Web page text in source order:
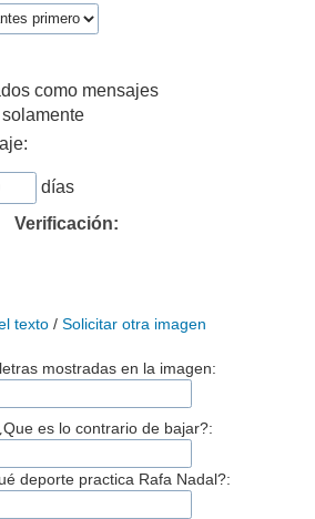
como mensajes
días
Verificación:
texto/ Solicitar otra imagen
mostradas en la imagen:
es lo contrario de bajar?:
deporte practica Rafa Nadal?: